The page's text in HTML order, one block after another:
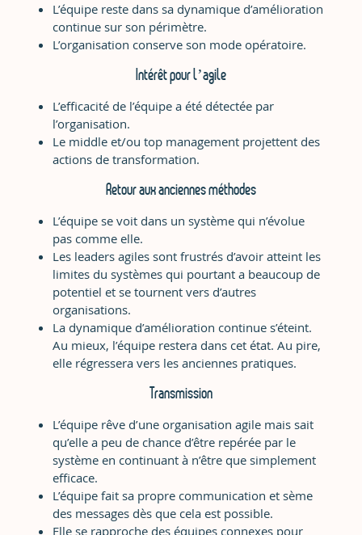
L’équipe reste dans sa dynamique d’amélioration
continue sur son périmètre.
L’organisation conserve son mode opératoire.
Intérêt pour l’agile
L’efficacité de l’équipe a été détectée par
l’organisation.
Le middle et/ou top management projettent des
actions de transformation.
Retour aux anciennes méthodes
L’équipe se voit dans un système qui n’évolue
pas comme elle.
Les leaders agiles sont frustrés d’avoir atteint les
limites du systèmes qui pourtant a beaucoup de
potentiel et se tournent vers d’autres
organisations.
La dynamique d’amélioration continue s’éteint.
Au mieux, l’équipe restera dans cet état. Au pire,
elle régressera vers les anciennes pratiques.
Transmission
L’équipe rêve d’une organisation agile mais sait
qu’elle a peu de chance d’être repérée par le
système en continuant à n’être que simplement
efficace.
L’équipe fait sa propre communication et sème
des messages dès que cela est possible.
Elle se rapproche des équipes connexes pour